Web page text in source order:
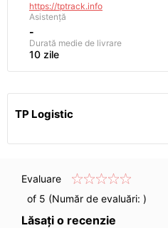
https://tptrack.info
Asistență
-
Durată medie de livrare
10 zile
TP Logistic
Evaluare
of 5 (Număr de evaluări: )
Lăsați o recenzie